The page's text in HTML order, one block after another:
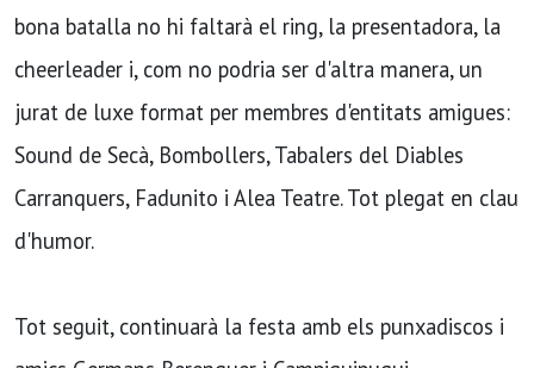
bona batalla no hi faltarà el ring, la presentadora, la
cheerleader i, com no podria ser d'altra manera, un
jurat de luxe format per membres d'entitats amigues:
Sound de Secà, Bombollers, Tabalers del Diables
Carranquers, Fadunito i Alea Teatre. Tot plegat en clau
d'humor.
Tot seguit, continuarà la festa amb els punxadiscos i